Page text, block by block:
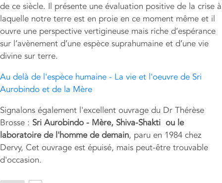
de ce siècle. Il présente une évaluation positive de la crise à
laquelle notre terre est en proie en ce moment même et il
ouvre une perspective vertigineuse mais riche d’espérance
sur l’avènement d’une espèce suprahumaine et d’une vie
divine sur terre.
Au delà de l'espèce humaine - La vie et l'oeuvre de Sri
Aurobindo et de la Mère
Signalons également l'excellent ouvrage du Dr Thérèse
Brosse : Sri Aurobindo - Mère, Shiva-Shakti ou le
laboratoire de l'homme de demain, paru en 1984 chez
Dervy, Cet ouvrage est épuisé, mais peut-être trouvable
d'occasion.